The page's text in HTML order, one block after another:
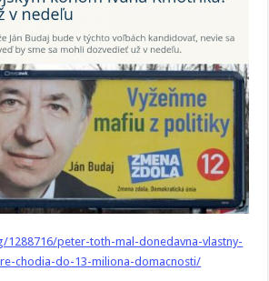
1288716/peter-toth-mal-donedavna-vlastny-
chodia-do-13-miliona-domacnosti/